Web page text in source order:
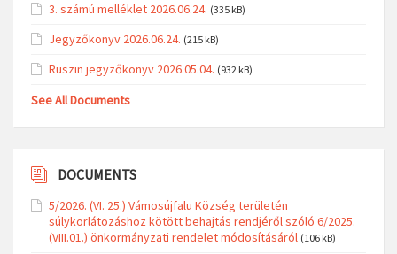
3. számú melléklet 2026.06.24. (335 kB)
Jegyzőkönyv 2026.06.24. (215 kB)
Ruszin jegyzőkönyv 2026.05.04. (932 kB)
See All Documents
DOCUMENTS
5/2026. (VI. 25.) Vámosújfalu Község területén
súlykorlátozáshoz kötött behajtás rendjéről szóló 6/2025.
(VIII.01.) önkormányzati rendelet módosításáról (106 kB)